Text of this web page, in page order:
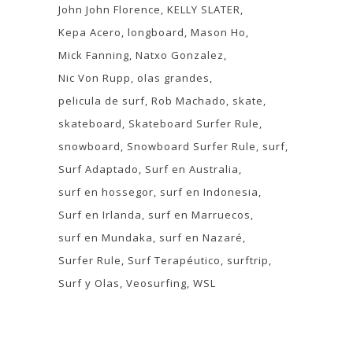
John John Florence KELLY SLATER
Kepa Acero longboard Mason Ho
Mick Fanning Natxo Gonzalez
Nic Von Rupp
olas grandes
pelicula de surf Rob Machado
skate
skateboard
Skateboard Surfer Rule
snowboard
Snowboard Surfer Rule
surf
Surf Adaptado
Surf en Australia
surf en hossegor surf en Indonesia
Surf en Irlanda
surf en Marruecos
surf en Mundaka
surf en Nazaré
Surfer Rule
Surf Terapéutico
surftrip
Surf y Olas Veosurfing WSL